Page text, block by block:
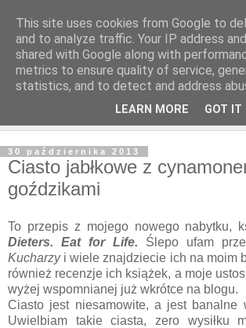
30 października 2013
Ciasto jabłkowe z
goździkami
To przepis z mojego nowego nabytku,
Dieters. Eat for Life. Ślepo ufam
Kucharzyi wiele znajdziecie ich na moim
również recenzje ich książek, a moje
wyżej wspomnianej już wkrótce na blogu.
Ciasto jest niesamowite, a jest banalne
Uwielbiam takie ciasta, zero wysiłku
This site uses cookies from Google to
and to analyze traffic. Your IP address
shared with Google along with
metrics to ensure quality of service,
statistics, and to detect and address
LEARN MORE GOT IT